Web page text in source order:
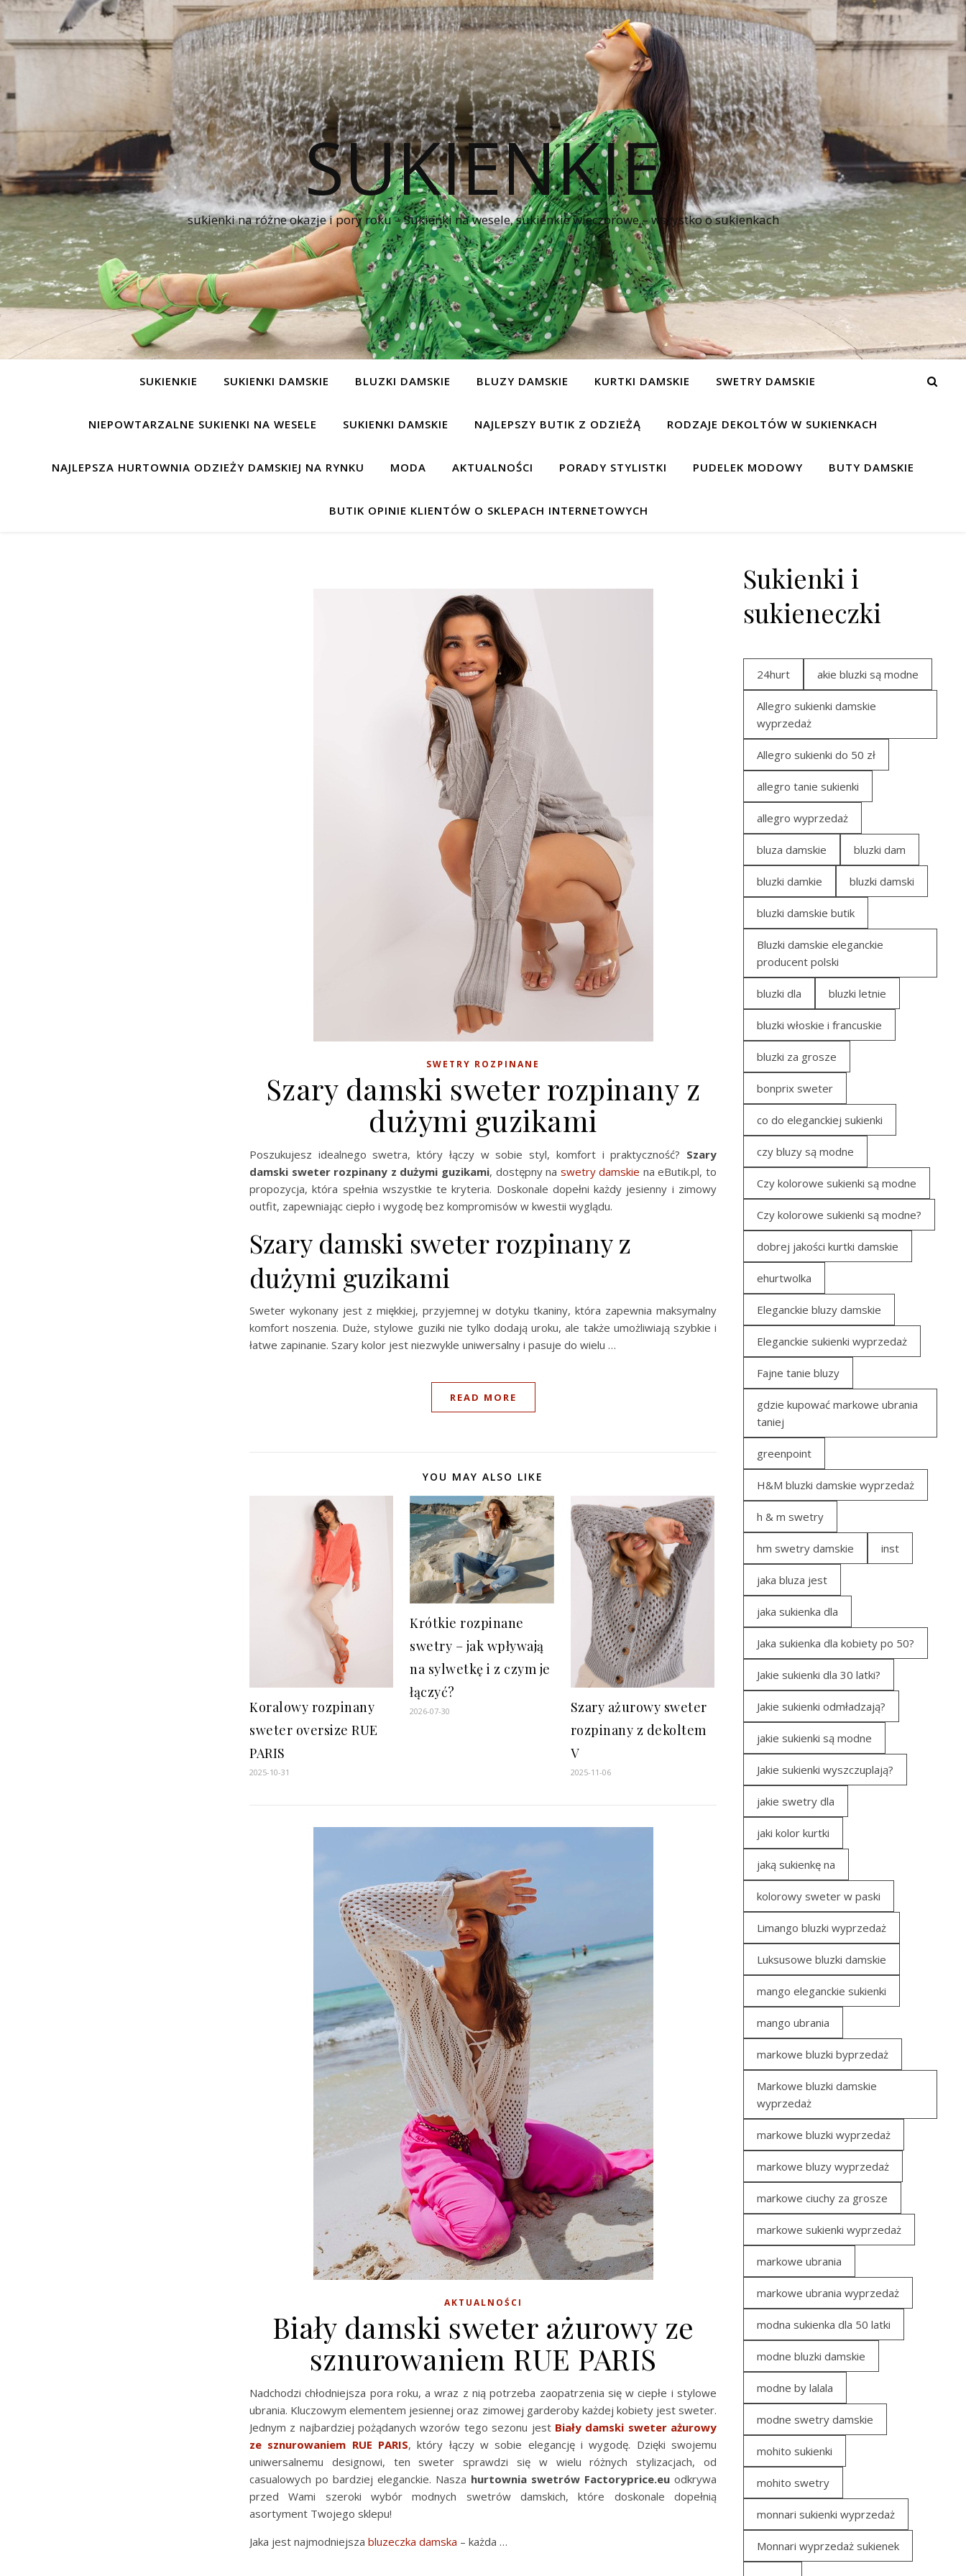
SUKIENKIE
sukienki na różne okazje i pory roku – Sukienki na wesele, sukienkie wieczorowe – wszystko o sukienkach
SUKIENKIE SUKIENKI DAMSKIE BLUZKI DAMSKIE BLUZY DAMSKIE KURTKI DAMSKIE SWETRY DAMSKIE
NIEPOWTARZALNE SUKIENKI NA WESELE SUKIENKI DAMSKIE NAJLEPSZY BUTIK Z ODZIEŻĄ RODZAJE DEKOLTÓW W SUKIENKACH
NAJLEPSZA HURTOWNIA ODZIEŻY DAMSKIEJ NA RYNKU MODA AKTUALNOŚCI PORADY STYLISTKI PUDELEK MODOWY BUTY DAMSKIE
BUTIK OPINIE KLIENTÓW O SKLEPACH INTERNETOWYCH
SWETRY ROZPINANE
Szary damski sweter rozpinany z
dużymi guzikami
Poszukujesz idealnego swetra, który łączy w sobie styl, komfort i praktyczność? Szary
damski sweter rozpinany z dużymi guzikami, dostępny na swetry damskie na eButik.pl, to
propozycja, która spełnia wszystkie te kryteria. Doskonale dopełni każdy jesienny i zimowy
outfit, zapewniając ciepło i wygodę bez kompromisów w kwestii wyglądu.
Szary damski sweter rozpinany z
dużymi guzikami
Sweter wykonany jest z miękkiej, przyjemnej w dotyku tkaniny, która zapewnia maksymalny
komfort noszenia. Duże, stylowe guziki nie tylko dodają uroku, ale także umożliwiają szybkie i
łatwe zapinanie. Szary kolor jest niezwykle uniwersalny i pasuje do wielu …
READ MORE
YOU MAY ALSO LIKE
Koralowy rozpinany
sweter oversize RUE
PARIS
2025-10-31
Krótkie rozpinane
swetry – jak wpływają
na sylwetkę i z czym je
łączyć?
2026-07-30
Szary ażurowy sweter
rozpinany z dekoltem
V
2025-11-06
AKTUALNOŚCI
Biały damski sweter ażurowy ze
sznurowaniem RUE PARIS
Nadchodzi chłodniejsza pora roku, a wraz z nią potrzeba zaopatrzenia się w ciepłe i stylowe
ubrania. Kluczowym elementem jesiennej oraz zimowej garderoby każdej kobiety jest sweter.
Jednym z najbardziej pożądanych wzorów tego sezonu jest Biały damski sweter ażurowy
ze sznurowaniem RUE PARIS, który łączy w sobie elegancję i wygodę. Dzięki swojemu
uniwersalnemu designowi, ten sweter sprawdzi się w wielu różnych stylizacjach, od
casualowych po bardziej eleganckie. Nasza hurtownia swetrów Factoryprice.eu odkrywa
przed Wami szeroki wybór modnych swetrów damskich, które doskonale dopełnią
asortyment Twojego sklepu!
Jaka jest najmodniejsza bluzeczka damska – każda …
Sukienki i
sukieneczki
24hurt akie bluzki są modne
Allegro sukienki damskie
wyprzedaż
Allegro sukienki do 50 zł
allegro tanie sukienki
allegro wyprzedaż
bluza damskie bluzki dam
bluzki damkie bluzki damski
bluzki damskie butik
Bluzki damskie eleganckie
producent polski
bluzki dla bluzki letnie
bluzki włoskie i francuskie
bluzki za grosze
bonprix sweter
co do eleganckiej sukienki
czy bluzy są modne
Czy kolorowe sukienki są modne
Czy kolorowe sukienki są modne?
dobrej jakości kurtki damskie
ehurtwolka
Eleganckie bluzy damskie
Eleganckie sukienki wyprzedaż
Fajne tanie bluzy
gdzie kupować markowe ubrania
taniej
greenpoint
H&M bluzki damskie wyprzedaż
h & m swetry
hm swetry damskie inst
jaka bluza jest
jaka sukienka dla
Jaka sukienka dla kobiety po 50?
Jakie sukienki dla 30 latki?
Jakie sukienki odmładzają?
jakie sukienki są modne
Jakie sukienki wyszczuplają?
jakie swetry dla
jaki kolor kurtki
jaką sukienkę na
kolorowy sweter w paski
Limango bluzki wyprzedaż
Luksusowe bluzki damskie
mango eleganckie sukienki
mango ubrania
markowe bluzki byprzedaż
Markowe bluzki damskie
wyprzedaż
markowe bluzki wyprzedaż
markowe bluzy wyprzedaż
markowe ciuchy za grosze
markowe sukienki wyprzedaż
markowe ubrania
markowe ubrania wyprzedaż
modna sukienka dla 50 latki
modne bluzki damskie
modne by lalala
modne swetry damskie
mohito sukienki
mohito swetry
monnari sukienki wyprzedaż
Monnari wyprzedaż sukienek